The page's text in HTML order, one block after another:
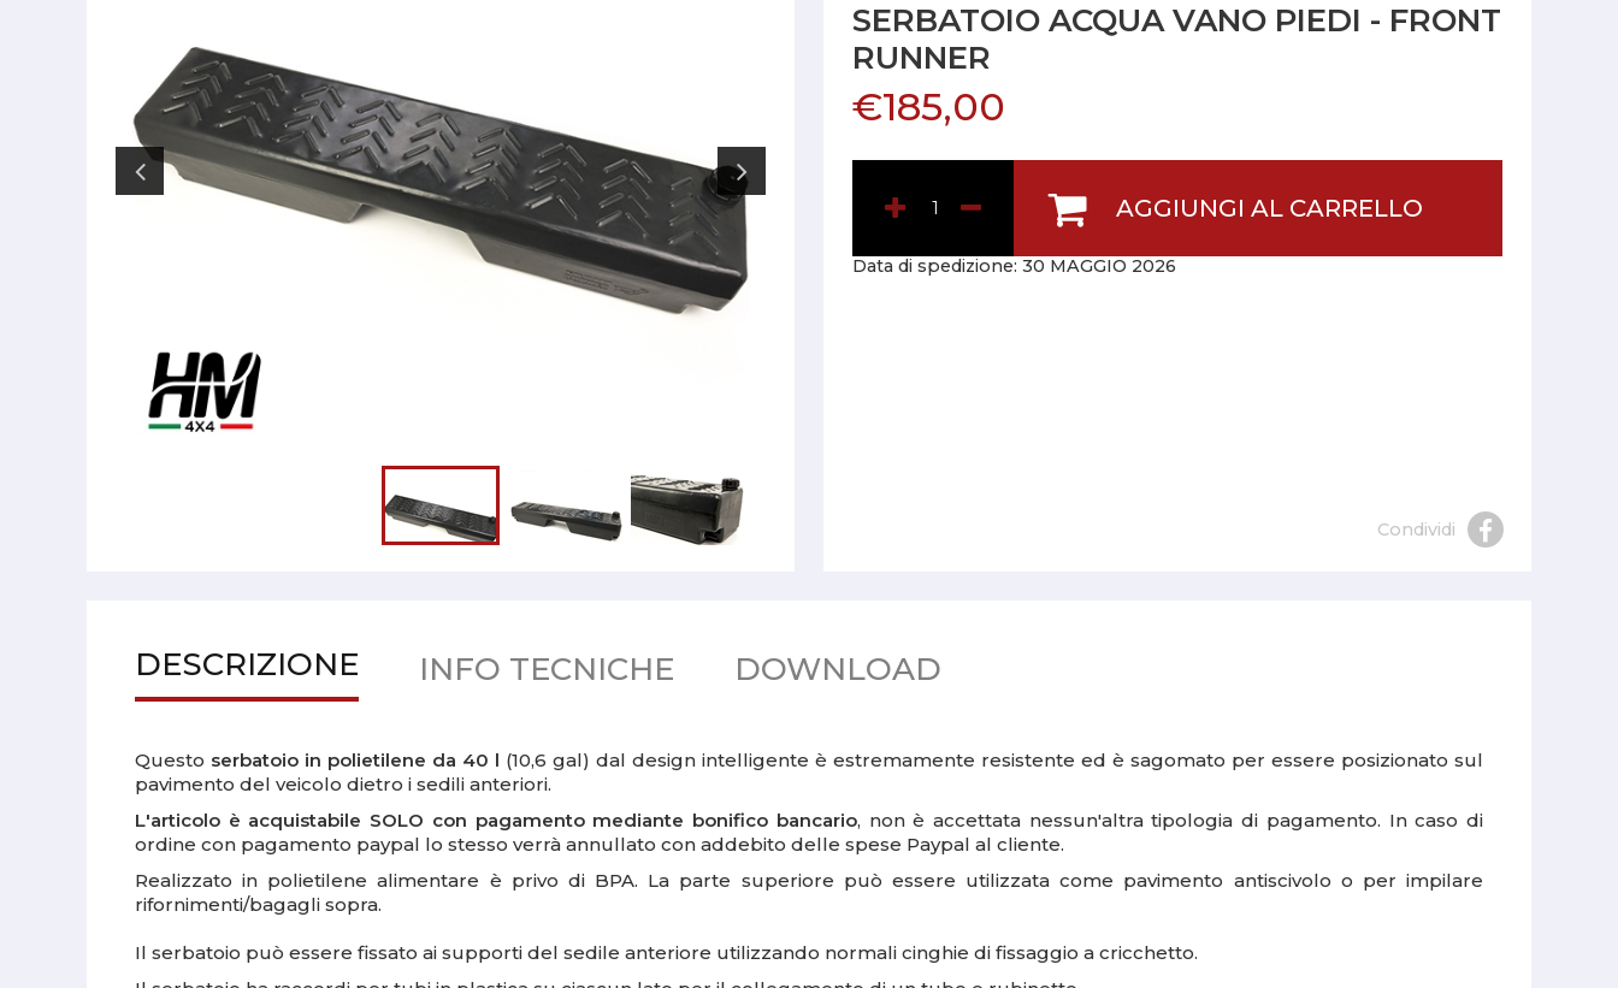
SERBATOIO ACQUA VANO PIEDI - FRONT
RUNNER
€185,00
AGGIUNGI AL CARRELLO
Data di spedizione: 30 MAGGIO 2026
Condividi
DESCRIZIONE INFO TECNICHE DOWNLOAD
Questo serbatoio in polietilene da 40 l (10,6 gal) dal design intelligente è estremamente resistente ed è sagomato per essere posizionato sul
pavimento del veicolo dietro i sedili anteriori.
L'articolo è acquistabile SOLO con pagamento mediante bonifico bancario, non è accettata nessun'altra tipologia di pagamento. In caso di
ordine con pagamento paypal lo stesso verrà annullato con addebito delle spese Paypal al cliente.
Realizzato in polietilene alimentare è privo di BPA. La parte superiore può essere utilizzata come pavimento antiscivolo o per impilare
rifornimenti/bagagli sopra.
Il serbatoio può essere fissato ai supporti del sedile anteriore utilizzando normali cinghie di fissaggio a cricchetto.